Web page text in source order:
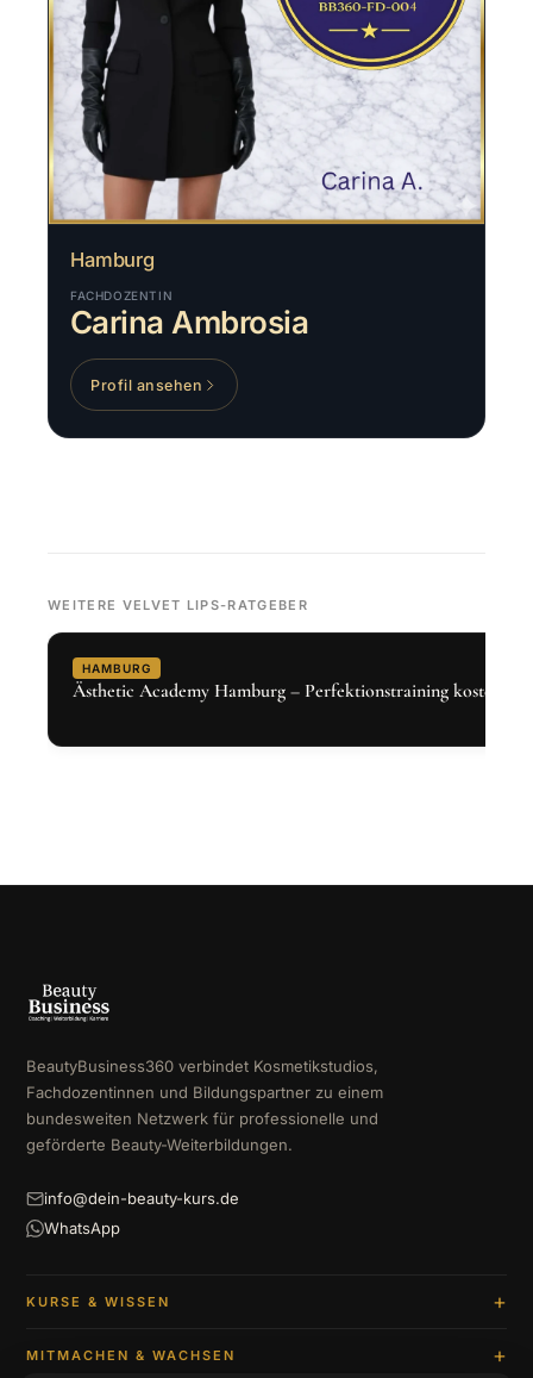
Hamburg
FACHDOZENTIN
Carina Ambrosia
Profil ansehen
WEITERE VELVET LIPS-RATGEBER
HAMBURG
Ästhetic Academy Hamburg – Perfektionstraining kostenlos
BeautyBusiness360 verbindet Kosmetikstudios,
Fachdozentinnen und Bildungspartner zu einem
bundesweiten Netzwerk für professionelle und
geförderte Beauty-Weiterbildungen.
info@dein-beauty-kurs.de
WhatsApp
KURSE & WISSEN
MITMACHEN & WACHSEN